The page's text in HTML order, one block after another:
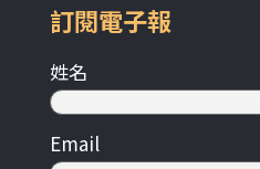
訂閱電子報
姓名
Email